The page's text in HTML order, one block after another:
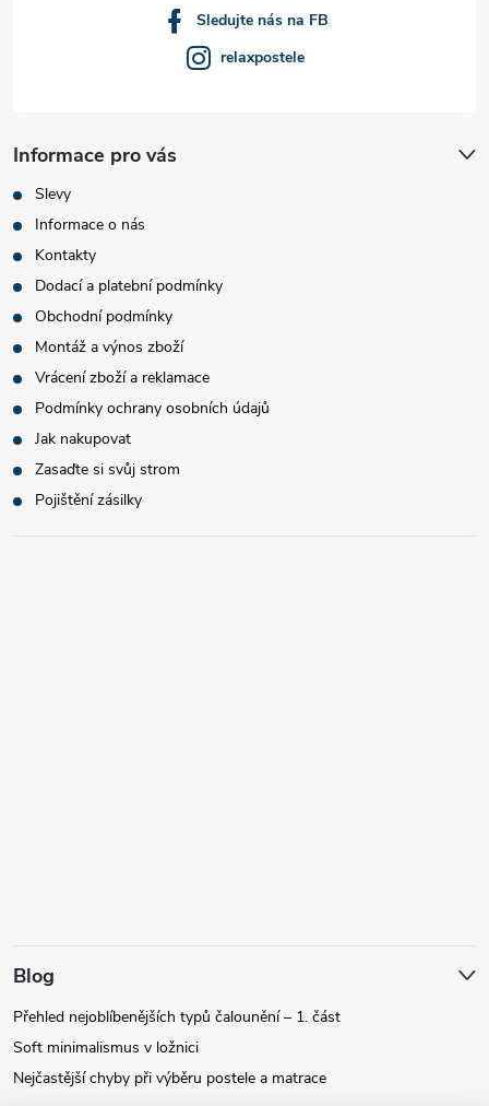
Sledujte nás na FB
relaxpostele
Informace pro vás
Slevy
Informace o nás
Kontakty
Dodací a platební podmínky
Obchodní podmínky
Montáž a výnos zboží
Vrácení zboží a reklamace
Podmínky ochrany osobních údajů
Jak nakupovat
Zasaďte si svůj strom
Pojištění zásilky
Blog
Přehled nejoblíbenějších typů čalounění – 1. část
Soft minimalismus v ložnici
Nejčastější chyby při výběru postele a matrace